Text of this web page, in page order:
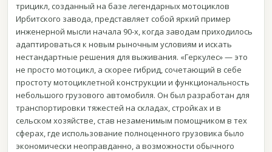
трицикл, созданный на базе легендарных мотоциклов
Ирбитского завода, представляет собой яркий пример
инженерной мысли начала 90-х, когда заводам приходилось
адаптироваться к новым рыночным условиям и искать
нестандартные решения для выживания. «Геркулес» — это
не просто мотоцикл, а скорее гибрид, сочетающий в себе
простоту мотоциклетной конструкции и функциональность
небольшого грузового автомобиля. Он был разработан для
транспортировки тяжестей на складах, стройках и в
сельском хозяйстве, став незаменимым помощником в тех
сферах, где использование полноценного грузовика было
экономически неоправданно, а возможности обычного